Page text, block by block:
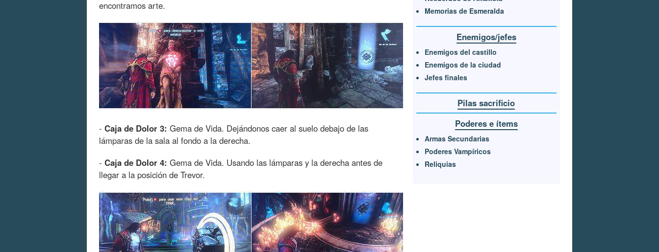
encontramos arte.
- Caja de Dolor 3: Gema de Vida. Dejándonos caer al suelo debajo de las
lámparas de la sala al fondo a la derecha.
- Caja de Dolor 4: Gema de Vida. Usando las lámparas y la derecha antes de
llegar a la posición de Trevor.
Memorias de Esmeralda
Enemigos/jefes
Enemigos del castillo
Enemigos de la ciudad
Jefes finales
Pilas sacrificio
Poderes e ítems
Armas Secundarias
Poderes Vampíricos
Reliquias